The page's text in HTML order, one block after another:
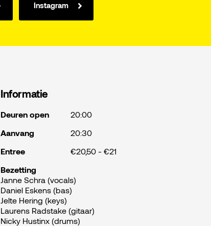
Instagram
Informatie
Deuren open
20:00
Aanvang
20:30
Entree
€20,50 - €21
Bezetting
Janne Schra (vocals)
Daniel Eskens (bas)
Jelte Hering (keys)
Laurens Radstake (gitaar)
Nicky Hustinx (drums)